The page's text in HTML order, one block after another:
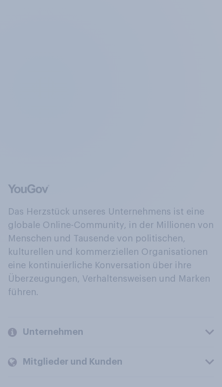
Das Herzstück unseres Unternehmens ist eine
globale Online-Community, in der Millionen von
Menschen und Tausende von politischen,
kulturellen und kommerziellen Organisationen
eine kontinuierliche Konversation über ihre
Überzeugungen, Verhaltensweisen und Marken
führen.
Unternehmen
Mitglieder und Kunden